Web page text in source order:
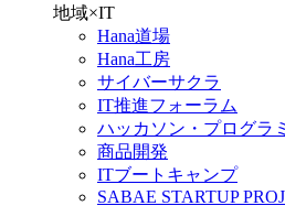
地域×IT
Hana道場
Hana工房
サイバーサクラ
IT推進フォーラム
ハッカソン・プログラ
商品開発
ITブートキャンプ
SABAE STARTUP